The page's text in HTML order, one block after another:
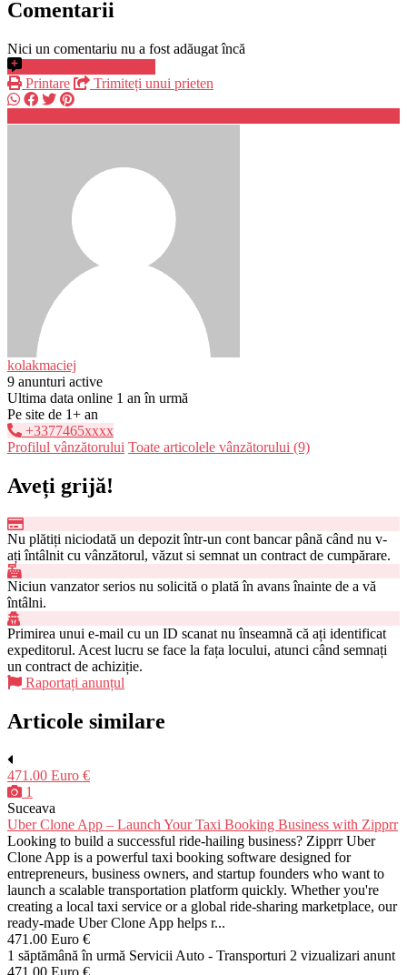
Comentarii
Nici un comentariu nu a fost adăugat încă
Printare
Trimiteți unui prieten
kolakmaciej
9 anunturi active
Ultima data online 1 an în urmă
Pe site de 1+ an
+3377465xxxx
Profilul vânzătorului Toate articolele vânzătorului (9)
Aveți grijă!
Nu plătiți niciodată un depozit într-un cont bancar până când nu v-
ați întâlnit cu vânzătorul, văzut si semnat un contract de cumpărare.
Niciun vanzator serios nu solicită o plată în avans înainte de a vă
întâlni.
Primirea unui e-mail cu un ID scanat nu înseamnă că ați identificat
expeditorul. Acest lucru se face la fața locului, atunci când semnați
un contract de achiziție.
Raportați anunțul
Articole similare
471.00 Euro €
1
Suceava
Uber Clone App – Launch Your Taxi Booking Business with Zipprr
Looking to build a successful ride-hailing business? Zipprr Uber
Clone App is a powerful taxi booking software designed for
entrepreneurs, business owners, and startup founders who want to
launch a scalable transportation platform quickly. Whether you're
creating a local taxi service or a global ride-sharing marketplace, our
ready-made Uber Clone App helps r...
471.00 Euro €
1 săptămână în urmă Servicii Auto - Transporturi 2 vizualizari anunt
471.00 Euro €